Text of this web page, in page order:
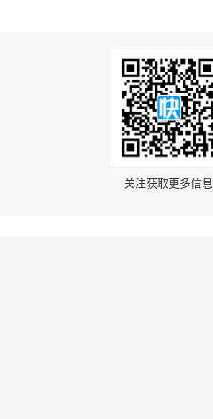
关注获取更多信息